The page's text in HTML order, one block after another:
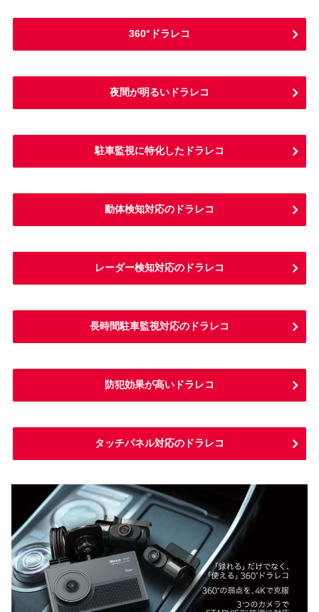
360°ドラレコ
夜間が明るいドラレコ
駐車監視に特化したドラレコ
動体検知対応のドラレコ
レーダー検知対応のドラレコ
長時間駐車監視対応のドラレコ
防犯効果が高いドラレコ
タッチパネル対応のドラレコ